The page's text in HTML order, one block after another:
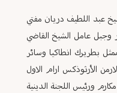
عبد اللطيف دريان مفتي
وجبل عامل الشيخ القاضي
بطريرك انطاكيا وسائر
الأرثوذكس ارام الاول
ورئيس اللجنة الدينية